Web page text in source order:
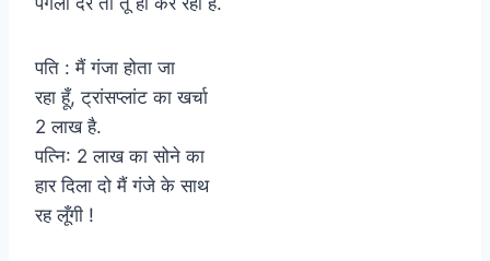
पति : मैं गंजा होता जा
रहा हूँ, ट्रांसप्लांट का खर्चा
2 लाख है.
पत्नि: 2 लाख का सोने का
हार दिला दो मैं गंजे के साथ
रह लूँगी !